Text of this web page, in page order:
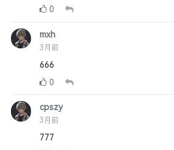
0
mxh
3月前
666
0
cpszy
3月前
777